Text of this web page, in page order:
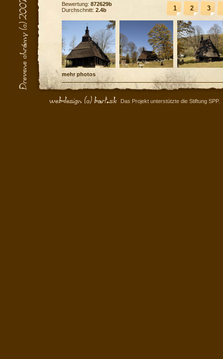
1 2 3
Bewertung: 872629b
Durchschnitt: 2.4b
mehr photos
Das Projekt unterstützte die Stiftung SPP.